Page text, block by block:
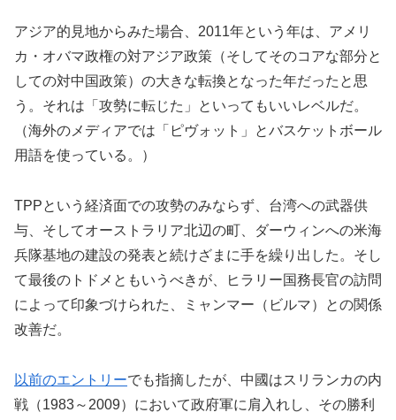
アジア的見地からみた場合、2011年という年は、アメリ
カ・オバマ政権の対アジア政策（そしてそのコアな部分と
しての対中国政策）の大きな転換となった年だったと思
う。それは「攻勢に転じた」といってもいいレベルだ。
（海外のメディアでは「ピヴォット」とバスケットボール
用語を使っている。）
TPPという経済面での攻勢のみならず、台湾への武器供
与、そしてオーストラリア北辺の町、ダーウィンへの米海
兵隊基地の建設の発表と続けざまに手を繰り出した。そし
て最後のトドメともいうべきが、ヒラリー国務長官の訪問
によって印象づけられた、ミャンマー（ビルマ）との関係
改善だ。
以前のエントリーでも指摘したが、中國はスリランカの内
戦（1983～2009）において政府軍に肩入れし、その勝利